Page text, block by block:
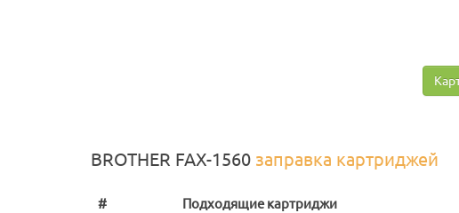
BROTHER FAX-1560 заправка картриджей
# Подходящие картриджи